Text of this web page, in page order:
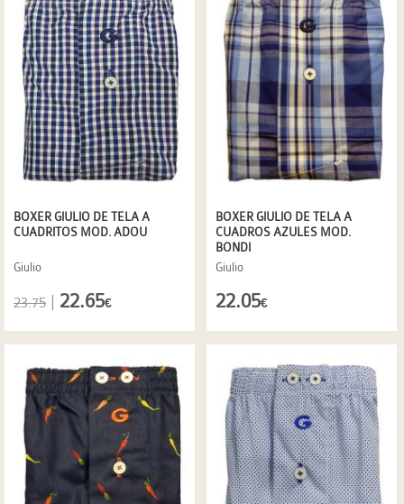
BOXER GIULIO DE TELA A
CUADRITOS MOD. ADOU
Giulio
23.75 | 22.65€
BOXER GIULIO DE TELA A
CUADROS AZULES MOD.
BONDI
Giulio
22.05€